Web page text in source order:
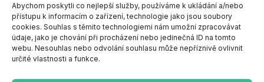
Abychom poskytli co nejlepší služby, používáme k ukládání a/nebo
přístupu k informacím o zařízení, technologie jako jsou soubory
cookies. Souhlas s těmito technologiemi nám umožní zpracovávat
údaje, jako je chování při procházení nebo jedinečná ID na tomto
webu. Nesouhlas nebo odvolání souhlasu může nepříznivě ovlivnit
určité vlastnosti a funkce.
eshop@apnoe-spanek.cz
IČO: 23362812
DIČ: CZ23362812
Telefonická podpora e-shopu je v měsíci červenci a sprnu
dostupná vždy do 14:00.